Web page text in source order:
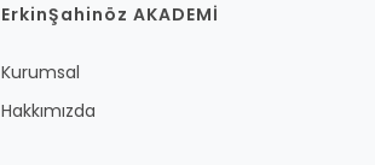
ErkinŞahinöz AKADEMİ
Kurumsal
Hakkımızda